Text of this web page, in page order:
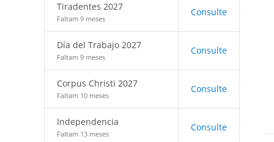
Tiradentes 2027
Faltam 9 meses
Consulte
Día del Trabajo 2027
Faltam 9 meses
Consulte
Corpus Christi 2027
Faltam 10 meses
Consulte
Independencia
Faltam 13 meses
Consulte